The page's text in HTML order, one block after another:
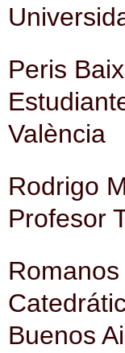
Peris
València
Rodrigo
Profesor
Buenos